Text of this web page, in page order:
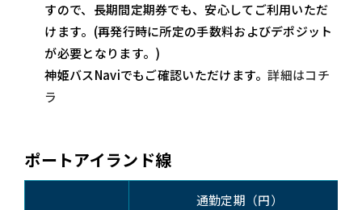
すので、長期間定期券でも、安心してご利用いただ
けます。(再発行時に所定の手数料およびデポジット
が必要となります。)
神姫バスNaviでもご確認いただけます。詳細はコチ
ラ
ポートアイランド線
通勤定期（円）